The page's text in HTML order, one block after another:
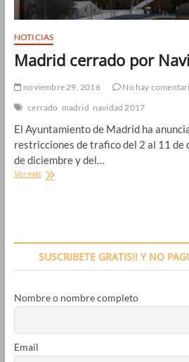
NOTICIAS
Madrid cerrado por
noviembre 29, 2016
No hay
cerrado madrid navidad 2017
El Ayuntamiento de Madrid ha
restricciones de trafico del 2 al 11 de
de diciembre y del…
Ver másMadrid
SUSCRIBETE GRATIS!! Y NO
Nombre o nombre completo
Email